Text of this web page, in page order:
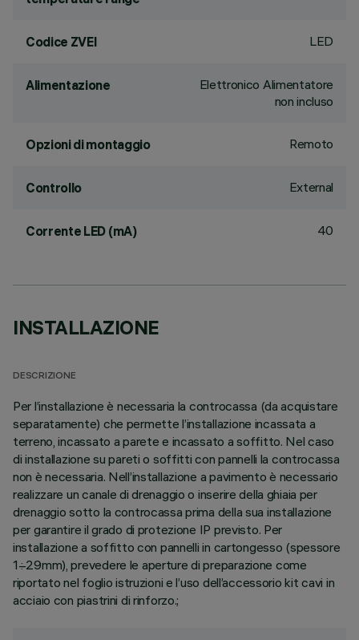
Codice ZVEI LED
Alimentazione
Elettronico Alimentatore
non incluso
Opzioni di montaggio Remoto
Controllo External
Corrente LED (mA) 40
INSTALLAZIONE
DESCRIZIONE
Per l’installazione è necessaria la controcassa (da acquistare
separatamente) che permette l’installazione incassata a
terreno, incassato a parete e incassato a soffitto. Nel caso
di installazione su pareti o soffitti con pannelli la controcassa
non è necessaria. Nell’installazione a pavimento è necessario
realizzare un canale di drenaggio o inserire della ghiaia per
drenaggio sotto la controcassa prima della sua installazione
per garantire il grado di protezione IP previsto. Per
installazione a soffitto con pannelli in cartongesso (spessore
1÷29mm), prevedere le aperture di preparazione come
riportato nel foglio istruzioni e l’uso dell’accessorio kit cavi in
acciaio con piastrini di rinforzo.;